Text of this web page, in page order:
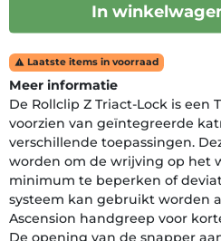
In
 Laatste items in voorraad
Meer informatie
De Rollclip Z Triact-Lock is een
voorzien van geïntegreerde
verschillende toepassingen.
worden om de wrijving op het
minimum te beperken of
systeem kan gebruikt worden
Ascension handgreep voor
De opening van de snapper